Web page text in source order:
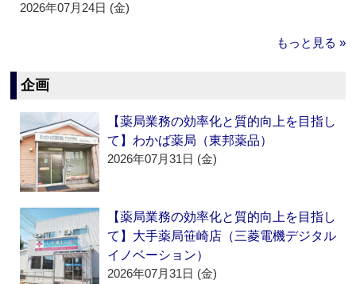
2026年07月24日 (金)
もっと見る »
企画
【薬局業務の効率化と質的向上を目指し
て】わかば薬局（東邦薬品）
2026年07月31日 (金)
【薬局業務の効率化と質的向上を目指し
て】大手薬局笹崎店（三菱電機デジタル
イノベーション）
2026年07月31日 (金)